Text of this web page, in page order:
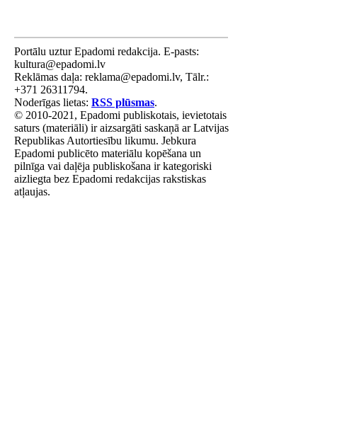
Portālu uztur Epadomi redakcija. E-pasts:
kultura@epadomi.lv
Reklāmas daļa: reklama@epadomi.lv, Tālr.:
+371 26311794.
Noderīgas lietas: RSS plūsmas.
© 2010-2021, Epadomi publiskotais, ievietotais
saturs (materiāli) ir aizsargāti saskaņā ar Latvijas
Republikas Autortiesību likumu. Jebkura
Epadomi publicēto materiālu kopēšana un
pilnīga vai daļēja publiskošana ir kategoriski
aizliegta bez Epadomi redakcijas rakstiskas
atļaujas.